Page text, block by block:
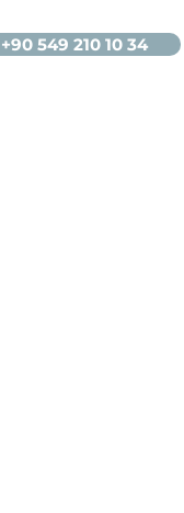
+90 549 210 10 34